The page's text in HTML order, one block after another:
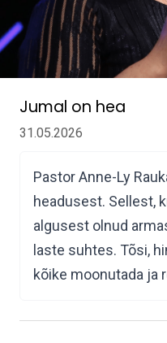
Jumal on hea
31.05.2026
Pastor Anne-Ly
headusest. Sellest,
algusest olnud
laste suhtes. Tõsi,
kõike moonutada ja